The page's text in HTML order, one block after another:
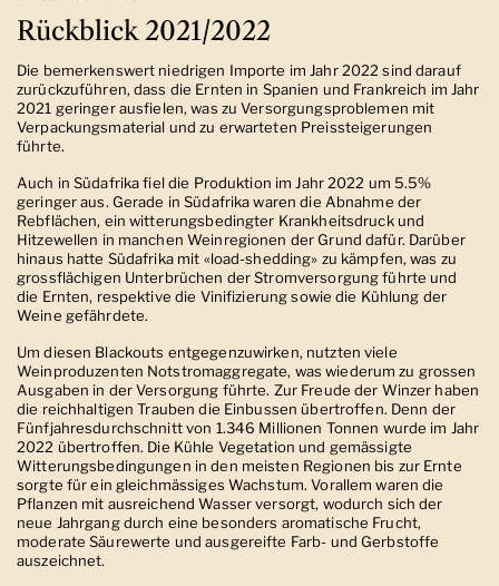
Rückblick 2021/2022
Die bemerkenswert niedrigen Importe im Jahr 2022 sind darauf
zurückzuführen, dass die Ernten in Spanien und Frankreich im Jahr
2021 geringer ausfielen, was zu Versorgungsproblemen mit
Verpackungsmaterial und zu erwarteten Preissteigerungen
führte.
Auch in Südafrika fiel die Produktion im Jahr 2022 um 5.5%
geringer aus. Gerade in Südafrika waren die Abnahme der
Rebflächen, ein witterungsbedingter Krankheitsdruck und
Hitzewellen in manchen Weinregionen der Grund dafür. Darüber
hinaus hatte Südafrika mit «load-shedding» zu kämpfen, was zu
grossflächigen Unterbrüchen der Stromversorgung führte und
die Ernten, respektive die Vinifizierung sowie die Kühlung der
Weine gefährdete.
Um diesen Blackouts entgegenzuwirken, nutzten viele
Weinproduzenten Notstromaggregate, was wiederum zu grossen
Ausgaben in der Versorgung führte. Zur Freude der Winzer haben
die reichhaltigen Trauben die Einbussen übertroffen. Denn der
Fünfjahresdurchschnitt von 1.346 Millionen Tonnen wurde im Jahr
2022 übertroffen. Die Kühle Vegetation und gemässigte
Witterungsbedingungen in den meisten Regionen bis zur Ernte
sorgte für ein gleichmässiges Wachstum. Vorallem waren die
Pflanzen mit ausreichend Wasser versorgt, wodurch sich der
neue Jahrgang durch eine besonders aromatische Frucht,
moderate Säurewerte und ausgereifte Farb- und Gerbstoffe
auszeichnet.